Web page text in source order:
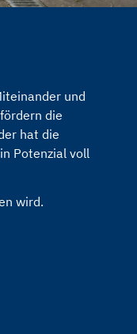
und
die
hat die
Potenzial voll
wird.